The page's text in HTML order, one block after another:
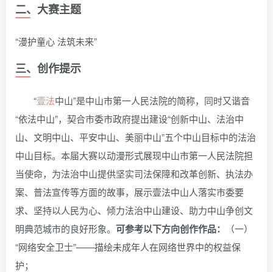
二、大赛主题
“漫护童心 法筑未来”
三、创作提示
“壹法中山”是中山市第一人民法院的简称，同时又谐音
“依法中山”，契合市委市政府提出建设“创新中山、法治中
山、文明中山、平安中山、美丽中山”五个中山目标中的法治
中山目标。本届大赛以动漫形式展现中山市第一人民法院担
当使命，为法治中山提供坚实司法保障和改革创新、执法办
案、普法宣传等方面的故事，展示壹法中山人落实市委要
求、坚持以人民为心、倾力法治中山建设、助力中山争创文
明典范城市的良好形象。 可参考以下方向创作作品：
（一）
“网络安全卫士”——描绘未成年人在网络世界中的权益保
护；